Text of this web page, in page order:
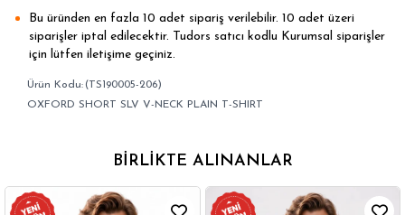
Bu üründen en fazla 10 adet sipariş verilebilir. 10 adet üzeri
siparişler iptal edilecektir. Tudors satıcı kodlu Kurumsal siparişler
için lütfen iletişime geçiniz.
(TS190005-206)
OXFORD SHORT SLV V-NECK PLAIN T-SHIRT
BIRLIKTE ALINANLAR